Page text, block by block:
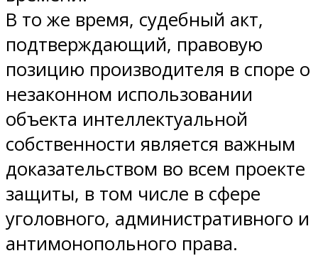
В то же время, судебный акт,
подтверждающий, правовую
позицию производителя в споре о
незаконном использовании
объекта интеллектуальной
собственности является важным
доказательством во всем проекте
защиты, в том числе в сфере
уголовного, административного и
антимонопольного права.